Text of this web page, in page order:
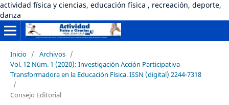
actividad física y ciencias, educación física , recreación, deporte,
danza
Inicio / Archivos /
Vol. 12 Núm. 1 (2020): Investigación Acción Participativa
Transformadora en la Educación Física. ISSN (digital) 2244-7318
/
Consejo Editorial